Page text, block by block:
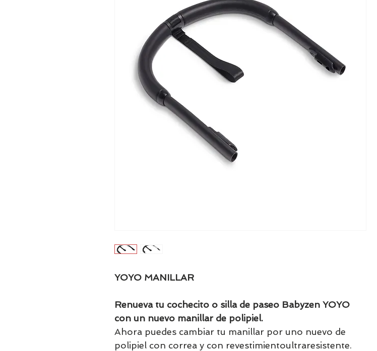
YOYO MANILLAR
Renueva tu cochecito o silla de paseo Babyzen YOYO
con un nuevo manillar de polipiel.
Ahora puedes cambiar tu manillar por uno nuevo de
polipiel con correa y con revestimientoultraresistente.